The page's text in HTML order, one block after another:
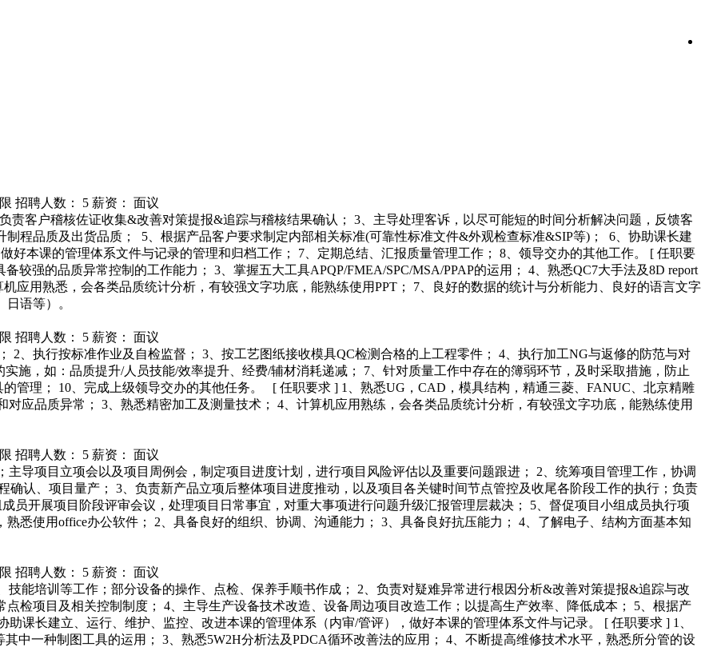
招聘人数： 5 薪资： 面议
客户稽核佐证收集&改善对策提报&追踪与稽核结果确认； 3、主导处理客诉，以尽可能短的时间分析解决问题，反馈客
程品质及出货品质； 5、根据产品客户要求制定内部相关标准(可靠性标准文件&外观检查标准&SIP等)； 6、协助课长建
好本课的管理体系文件与记录的管理和归档工作； 7、定期总结、汇报质量管理工作； 8、领导交办的其他工作。 [ 任职要
较强的品质异常控制的工作能力； 3、掌握五大工具APQP/FMEA/SPC/MSA/PPAP的运用； 4、熟悉QC7大手法及8D report
应用熟悉，会各类品质统计分析，有较强文字功底，能熟练使用PPT； 7、良好的数据的统计与分析能力、良好的语言文字
语等）。
招聘人数： 5 薪资： 面议
2、执行按标准作业及自检监督； 3、按工艺图纸接收模具QC检测合格的上工程零件； 4、执行加工NG与返修的防范与对
施，如：品质提升/人员技能/效率提升、经费/辅材消耗递减； 7、针对质量工作中存在的簿弱环节，及时采取措施，防止
管理； 10、完成上级领导交办的其他任务。 [ 任职要求 ] 1、熟悉UG，CAD，模具结构，精通三菱、FANUC、北京精雕
应品质异常； 3、熟悉精密加工及测量技术； 4、计算机应用熟练，会各类品质统计分析，有较强文字功底，能熟练使用
招聘人数： 5 薪资： 面议
导项目立项会以及项目周例会，制定项目进度计划，进行项目风险评估以及重要问题跟进； 2、统筹项目管理工作，协调
认、项目量产； 3、负责新产品立项后整体项目进度推动，以及项目各关键时间节点管控及收尾各阶段工作的执行；负责
员开展项目阶段评审会议，处理项目日常事宜，对重大事项进行问题升级汇报管理层裁决； 5、督促项目小组成员执行项
悉使用office办公软件； 2、具备良好的组织、协调、沟通能力； 3、具备良好抗压能力； 4、了解电子、结构方面基本知
招聘人数： 5 薪资： 面议
能培训等工作；部分设备的操作、点检、保养手顺书作成； 2、负责对疑难异常进行根因分析&改善对策提报&追踪与改
检项目及相关控制制度； 4、主导生产设备技术改造、设备周边项目改造工作；以提高生产效率、降低成本； 5、根据产
课长建立、运行、维护、监控、改进本课的管理体系（内审/管评），做好本课的管理体系文件与记录。 [ 任职要求 ] 1、
中一种制图工具的运用； 3、熟悉5W2H分析法及PDCA循环改善法的应用； 4、不断提高维修技术水平，熟悉所分管的设